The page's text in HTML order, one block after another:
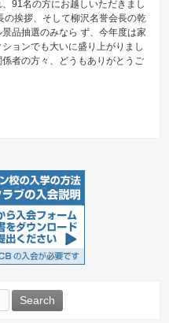
91名の方にお越しいただきまし
の挨拶、そして柳沢名誉会長の乾
品抽選のみなら ず、今年度は家
ョンでも大いに盛り上がりまし
者の方々、どうもありがとうご